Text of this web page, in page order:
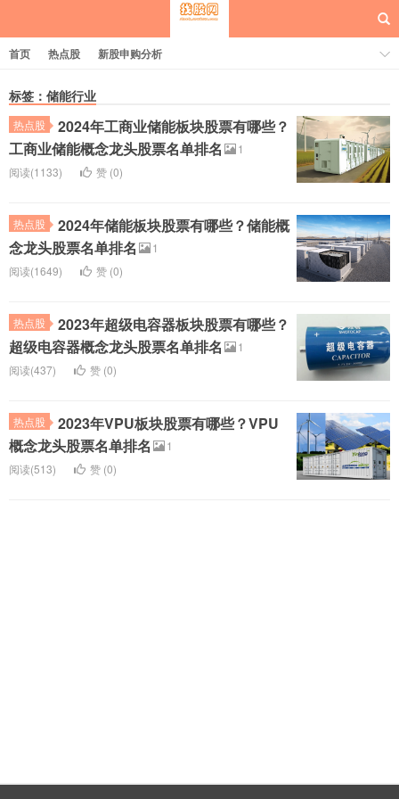
每日概念股
首页 热点股 新股申购分析
标签：储能行业
热点股
2024年工商业储能板块股票有哪些？
工商业储能概念龙头股票名单排名
1
阅读(1133)
赞 (0)
热点股
2024年储能板块股票有哪些？储能概
念龙头股票名单排名
1
阅读(1649)
赞 (0)
热点股
2023年超级电容器板块股票有哪些？
超级电容器概念龙头股票名单排名
1
阅读(437)
赞 (0)
热点股
2023年VPU板块股票有哪些？VPU
概念龙头股票名单排名
1
阅读(513)
赞 (0)